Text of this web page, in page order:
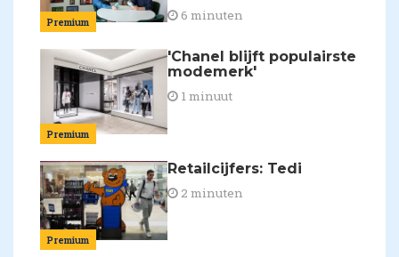
Premium 6 minuten
Premium
'Chanel blijft populairste
modemerk'
1 minuut
Premium
Retailcijfers: Tedi
2 minuten